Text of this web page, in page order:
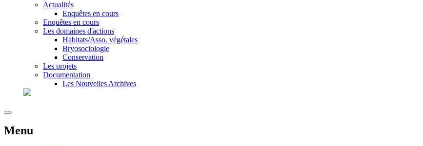
Actualités
Enquêtes en cours
Enquêtes en cours
Les domaines d'actions
Habitats/Asso. végétales
Bryosociologie
Conservation
Les projets
Documentation
Les Nouvelles Archives
Menu